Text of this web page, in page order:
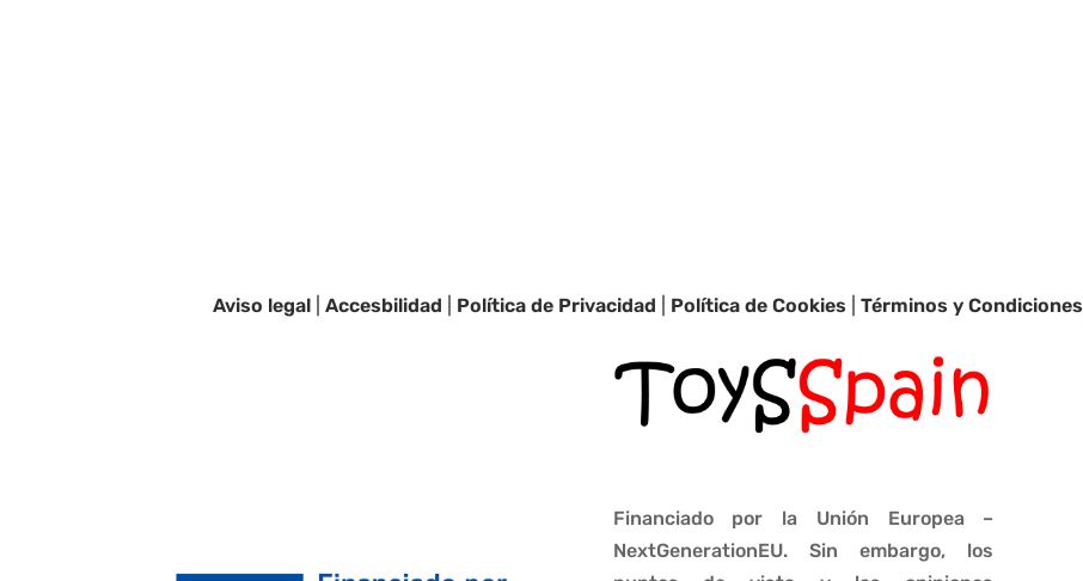
Aviso legal| Accesbilidad Política de Privacidad Política de Cookies Términos y Condiciones
Financiado por la Unión Europea –
NextGenerationEU. Sin embargo, los